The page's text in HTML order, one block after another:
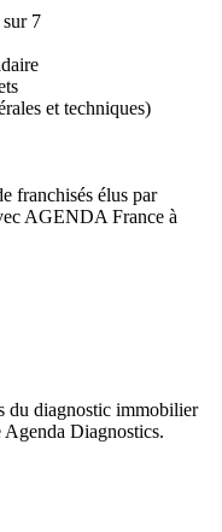
7
et techniques)
franchisés élus par
AGENDA France à
du diagnostic immobilier
Agenda Diagnostics.